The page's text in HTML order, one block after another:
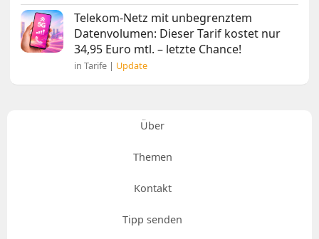
Telekom-Netz mit unbegrenztem
Datenvolumen: Dieser Tarif kostet nur
34,95 Euro mtl. – letzte Chance!
in Tarife | Update
Über
Themen
Kontakt
Tipp senden